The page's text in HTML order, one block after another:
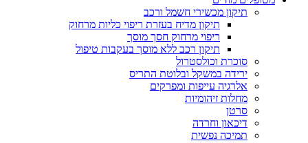
תיקון מכשירי חשמל ורכב
תיקון מדיח בעזרת ריפוי כליות מרחוק
ריפוי מרחוק חסך מוסך
תיקון רכב ללא מוסך בעקבות טיפול
סוכרת וכולסטרול
ירידה במשקל ובלוטת התריס
אלרגיה עייפות ומפרקים
מחלות זיהומיות
סרטן
דיכאון וחרדה
תמיכה נפשית